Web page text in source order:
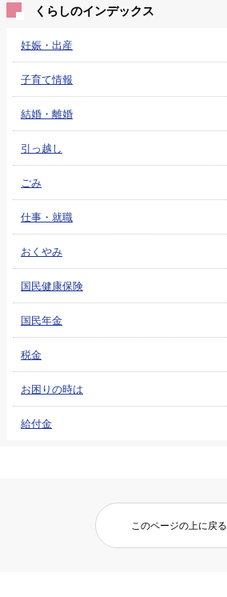
くらしのインデックス
妊娠・出産
子育て情報
結婚・離婚
引っ越し
ごみ
仕事・就職
おくやみ
国民健康保険
国民年金
税金
お困りの時は
給付金
このページの上に戻る